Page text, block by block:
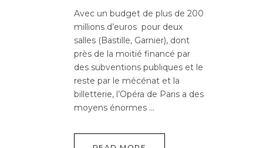
Avec un budget de plus de 200
millions d’euros pour deux
salles (Bastille, Garnier), dont
près de la moitié financé par
des subventions publiques et le
reste par le mécénat et la
billetterie, l’Opéra de Paris a des
moyens énormes